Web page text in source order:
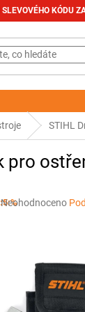
KÓDU
STIHL
pro
Průměrné
hvězdiček.
Neohodnoceno